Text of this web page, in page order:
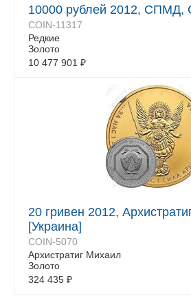
10000 рублей 2012, СПМД,
COIN-11317
Редкие
Золото
10 477 901 ₽
20 гривен 2012,
[Украина]
COIN-5070
Архистратиг Михаил
Золото
324 435 ₽